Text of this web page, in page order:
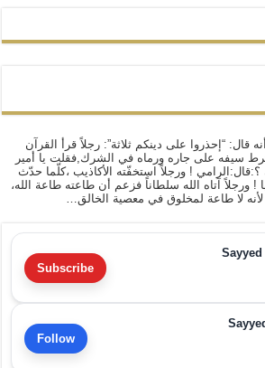
قال: “إحذروا على دينكم ثلاثة”: رجلاً قرأ القرآن
سيفه على جاره ورماه في الشرك,فقلت يا أمير
؟:قال:الرامي ! ورجلاً استخفّته الأكاذيب ،كلّما حدّث
ورجلاً آتاه الله سلطاناً فزعم أن طاعته طاعة الله،
لا طاعة لمخلوق في معصية الخالق…
Subscribe
Follow